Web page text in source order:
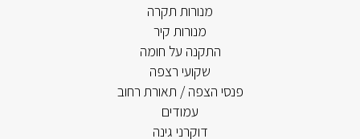
מנורות תקרה
מנורות קיר
התקנה על חומה
שקועי רצפה
פנסי הצפה / תאורת רחוב
עמודים
דוקרני גינה